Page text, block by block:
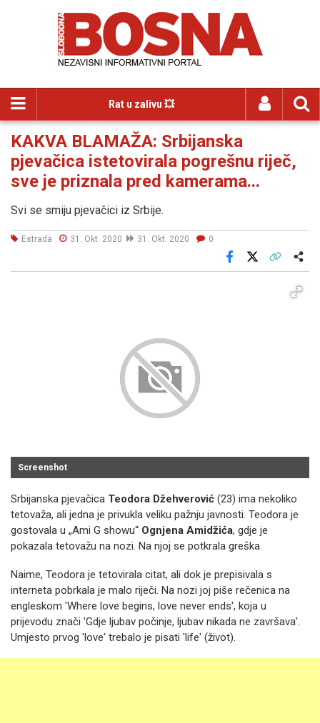
Rat u zalivu 💥
KAKVA BLAMAŽA: Srbijanska
pjevačica istetovirala pogrešnu riječ,
sve je priznala pred kamerama...
Svi se smiju pjevačici iz Srbije.
Estrada 31. Okt. 2020 31. Okt. 2020 0
Facebook
Screenshot
Srbijanska pjevačica Teodora Džehverović (23) ima nekoliko
tetovaža, ali jedna je privukla veliku pažnju javnosti. Teodora je
gostovala u „Ami G showu“ Ognjena Amidžića, gdje je
pokazala tetovažu na nozi. Na njoj se potkrala greška.
Naime, Teodora je tetovirala citat, ali dok je prepisivala s
interneta pobrkala je malo riječi. Na nozi joj piše rečenica na
engleskom 'Where love begins, love never ends', koja u
prijevodu znači 'Gdje ljubav počinje, ljubav nikada ne završava'.
Umjesto prvog 'love' trebalo je pisati 'life' (život).